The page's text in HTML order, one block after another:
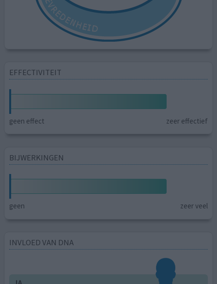
EFFECTIVITEIT
geen effect zeer effectief
BIJWERKINGEN
geen zeer veel
INVLOED VAN DNA